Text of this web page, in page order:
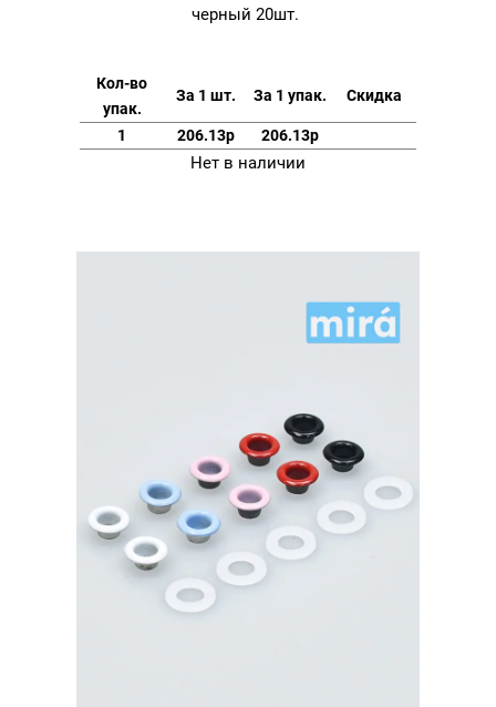
черный 20шт.
Кол-во
упак.
За 1 шт. За 1 упак. Скидка
1 206.13р 206.13р
Нет в наличии